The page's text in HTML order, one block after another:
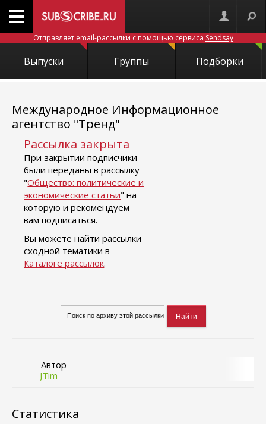
Отправляет email-рассылки с помощью сервиса Sendsay
Выпуски Группы Подборки
Международное Информационное
агентство "Тренд"
Рассылка закрыта
При закрытии подписчики
были переданы в рассылку
"Общество: политические и
экономические статьи" на
которую и рекомендуем
вам подписаться.
Вы можете найти рассылки
сходной тематики в
Каталоге рассылок.
Автор
JTim
Статистика